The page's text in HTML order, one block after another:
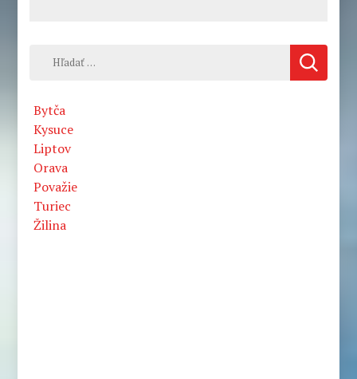
Hľadať:
Bytča
Kysuce
Liptov
Orava
Považie
Turiec
Žilina